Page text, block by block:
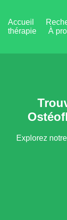
Accueil
thérapie
À
Explorez